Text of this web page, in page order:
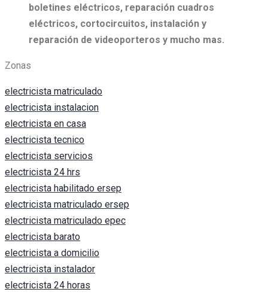
boletines eléctricos, reparación cuadros
eléctricos, cortocircuitos, instalación y
reparación de videoporteros y mucho mas.
Zonas
electricista matriculado
electricista instalacion
electricista en casa
electricista tecnico
electricista servicios
electricista 24 hrs
electricista habilitado ersep
electricista matriculado ersep
electricista matriculado epec
electricista barato
electricista a domicilio
electricista instalador
electricista 24 horas